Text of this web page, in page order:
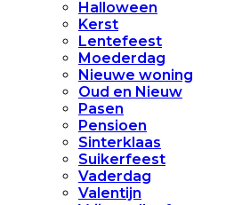
Halloween
Kerst
Lentefeest
Moederdag
Nieuwe woning
Oud en Nieuw
Pasen
Pensioen
Sinterklaas
Suikerfeest
Vaderdag
Valentijn